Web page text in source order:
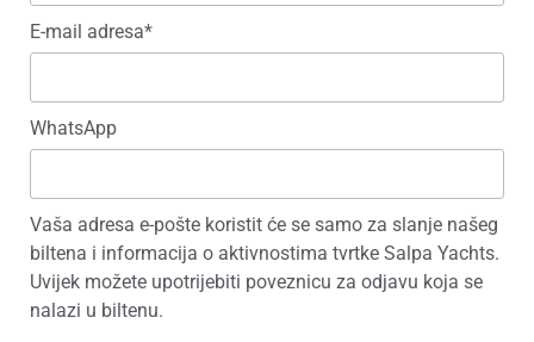
E-mail adresa*
WhatsApp
Vaša adresa e-pošte koristit će se samo za slanje našeg
biltena i informacija o aktivnostima tvrtke Salpa Yachts.
Uvijek možete upotrijebiti poveznicu za odjavu koja se
nalazi u biltenu.